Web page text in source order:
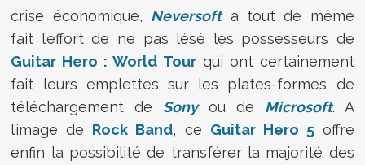
crise économique, Neversofta tout de même
fait l’effort de ne pas lésé les possesseurs de
Guitar Hero : World Tourqui ont certainement
fait leurs emplettes sur les plates-formes de
téléchargement de Sonyou de Microsoft. A
l’image de Rock Band, ce Guitar Hero 5offre
enfin la possibilité de transférer la majorité des